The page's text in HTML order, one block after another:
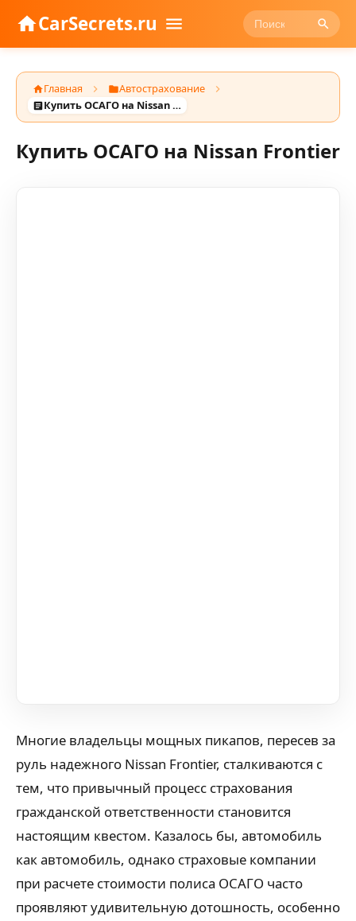
CarSecrets.ru
Главная
Автострахование
Купить ОСАГО на Nissan Frontier
Купить ОСАГО на Nissan Frontier
Многие владельцы мощных пикапов, пересев за
руль надежного Nissan Frontier, сталкиваются с
тем, что привычный процесс страхования
гражданской ответственности становится
настоящим квестом. Казалось бы, автомобиль
как автомобиль, однако страховые компании
при расчете стоимости полиса ОСАГО часто
проявляют удивительную дотошность, особенно